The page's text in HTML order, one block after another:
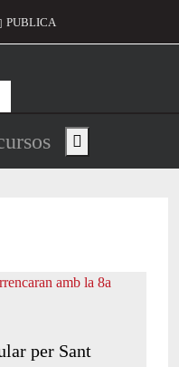
d'usuari
PUBLICA
de
Show main menu
per Sant